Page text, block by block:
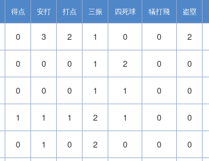
得点 安打 打点 三振 四死球 犠打飛 盗塁
0 3 2 1 0 0 2
0 0 0 1 2 0 0
0 0 0 1 1 0 0
1 1 1 2 1 0 0
0 1 0 2 0 0 0